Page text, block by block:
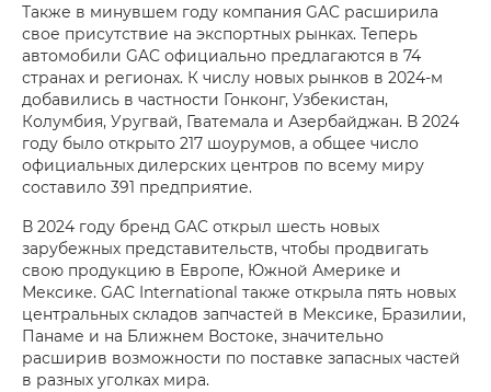
Также в минувшем году компания GAC расширила
свое присутствие на экспортных рынках. Теперь
автомобили GAC официально предлагаются в 74
странах и регионах. К числу новых рынков в 2024-м
добавились в частности Гонконг, Узбекистан,
Колумбия, Уругвай, Гватемала и Азербайджан. В 2024
году было открыто 217 шоурумов, а общее число
официальных дилерских центров по всему миру
составило 391 предприятие.
В 2024 году бренд GAC открыл шесть новых
зарубежных представительств, чтобы продвигать
свою продукцию в Европе, Южной Америке и
Мексике. GAC International также открыла пять новых
центральных складов запчастей в Мексике, Бразилии,
Панаме и на Ближнем Востоке, значительно
расширив возможности по поставке запасных частей
в разных уголках мира.